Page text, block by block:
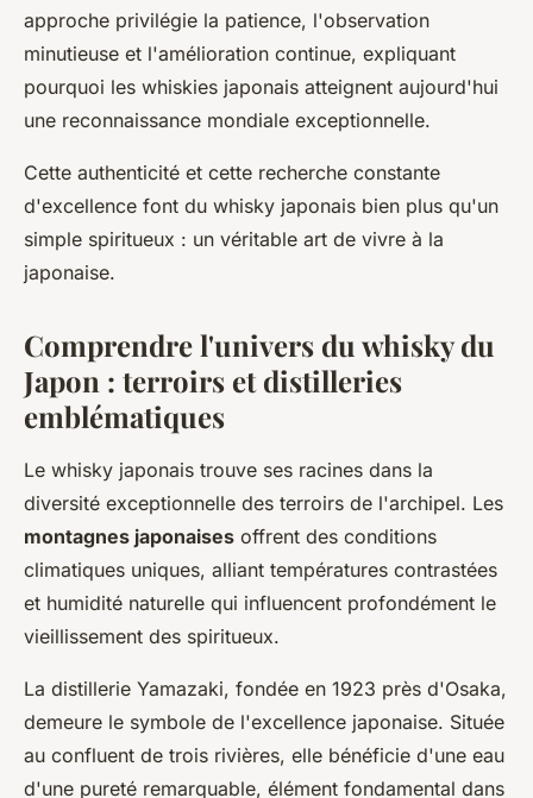
approche privilégie la patience, l'observation
minutieuse et l'amélioration continue, expliquant
pourquoi les whiskies japonais atteignent aujourd'hui
une reconnaissance mondiale exceptionnelle.
Cette authenticité et cette recherche constante
d'excellence font du whisky japonais bien plus qu'un
simple spiritueux : un véritable art de vivre à la
japonaise.
Comprendre l'univers du whisky du
Japon : terroirs et distilleries
emblématiques
Le whisky japonais trouve ses racines dans la
diversité exceptionnelle des terroirs de l'archipel. Les
montagnes japonaises offrent des conditions
climatiques uniques, alliant températures contrastées
et humidité naturelle qui influencent profondément le
vieillissement des spiritueux.
La distillerie Yamazaki, fondée en 1923 près d'Osaka,
demeure le symbole de l'excellence japonaise. Située
au confluent de trois rivières, elle bénéficie d'une eau
d'une pureté remarquable, élément fondamental dans